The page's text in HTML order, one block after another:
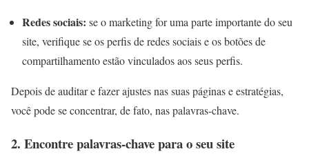
Redes sociais: se o marketing for uma parte importante do seu
site, verifique se os perfis de redes sociais e os botões de
compartilhamento estão vinculados aos seus perfis.
Depois de auditar e fazer ajustes nas suas páginas e estratégias,
você pode se concentrar, de fato, nas palavras-chave.
2. Encontre palavras-chave para o seu site